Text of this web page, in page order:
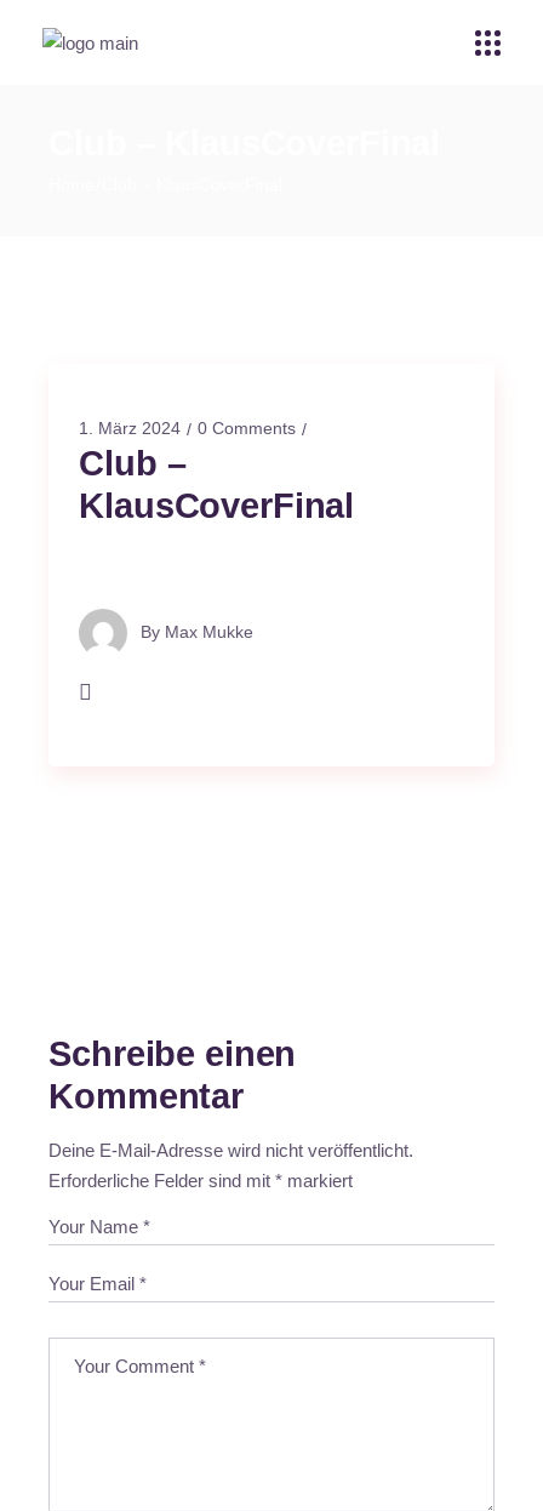
1. März 2024 0 Comments
Club –
KlausCoverFinal
By Max Mukke
Schreibe einen
Kommentar
Deine E-Mail-Adresse wird nicht veröffentlicht.
Erforderliche Felder sind mit* markiert